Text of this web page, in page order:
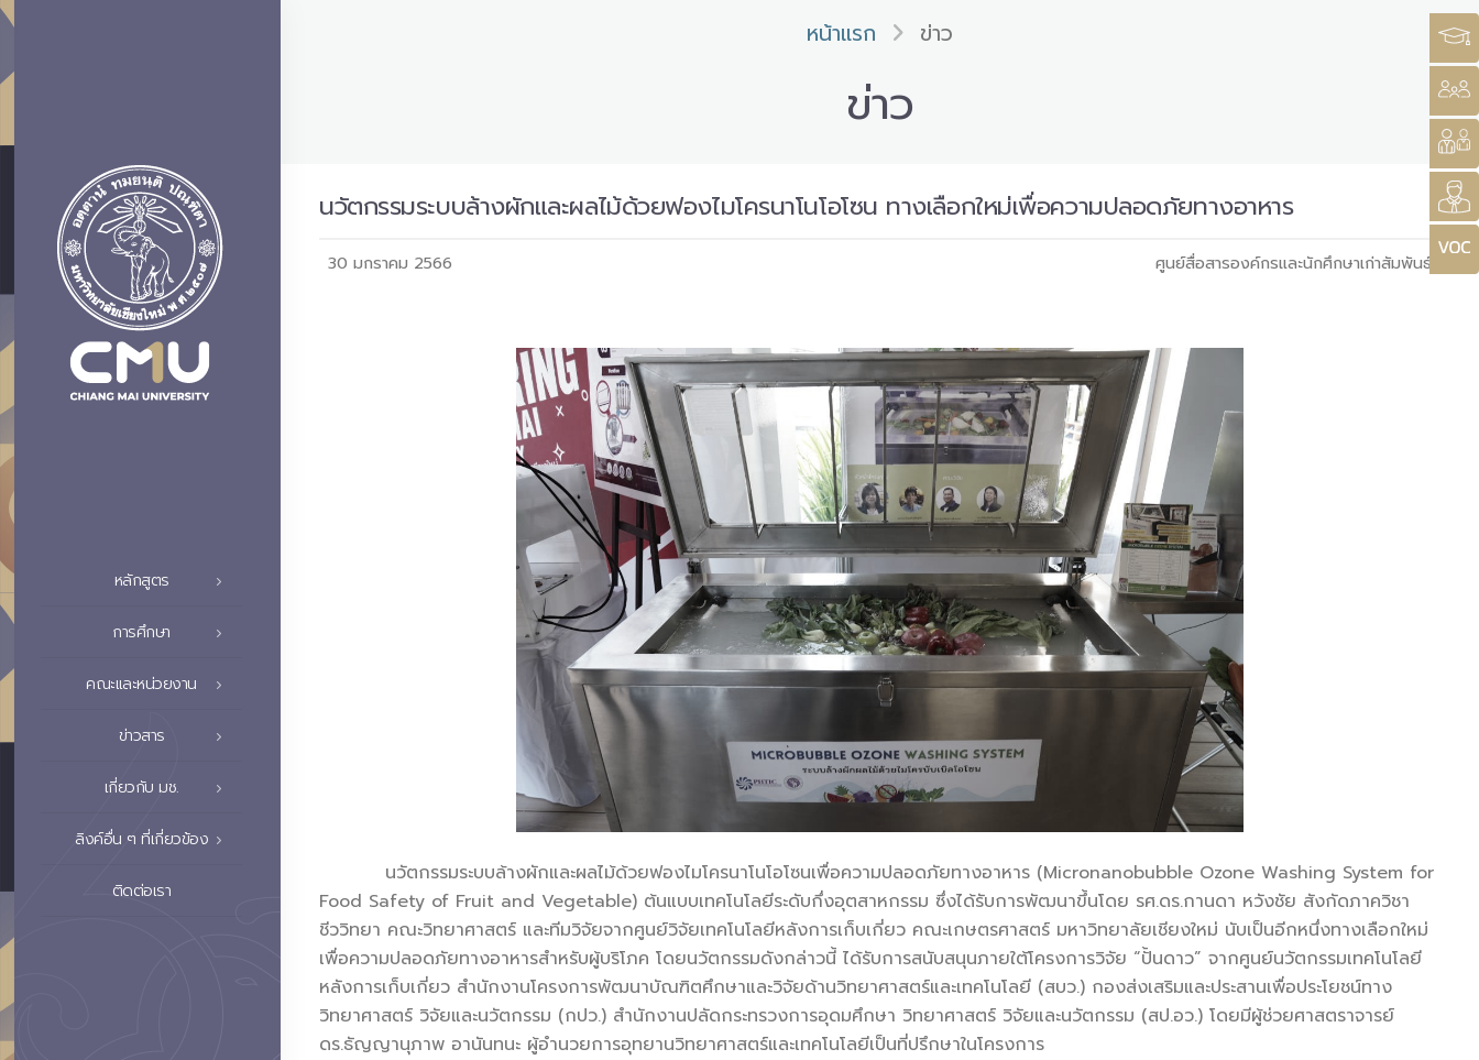
หลักสูตร
การศึกษา
คณะและหน่วยงาน
ข่าวสาร
เกี่ยวกับ มช.
ลิงค์อื่น ๆ ที่เกี่ยวข้อง
ติดต่อเรา
หน้าแรก ข่าว
ข่าว
นวัตกรรมระบบล้างผักและผลไม้ด้วยฟองไมโครนาโนโอโซน ทางเลือกใหม่เพื่อความปลอดภัยทางอาหาร
30 มกราคม 2566 ศูนย์สื่อสารองค์กรและนักศึกษาเก่าสัมพันธ์
นวัตกรรมระบบล้างผักและผลไม้ด้วยฟองไมโครนาโนโอโซนเพื่อความปลอดภัยทางอาหาร (Micronanobubble Ozone Washing System for
Food Safety of Fruit and Vegetable) ต้นแบบเทคโนโลยีระดับกึ่งอุตสาหกรรม ซึ่งได้รับการพัฒนาขึ้นโดย รศ.ดร.กานดา หวังชัย สังกัดภาควิชา
ชีววิทยา คณะวิทยาศาสตร์ และทีมวิจัยจากศูนย์วิจัยเทคโนโลยีหลังการเก็บเกี่ยว คณะเกษตรศาสตร์ มหาวิทยาลัยเชียงใหม่ นับเป็นอีกหนึ่งทางเลือกใหม่
เพื่อความปลอดภัยทางอาหารสำหรับผู้บริโภค โดยนวัตกรรมดังกล่าวนี้ ได้รับการสนับสนุนภายใต้โครงการวิจัย “ปั้นดาว” จากศูนย์นวัตกรรมเทคโนโลยี
หลังการเก็บเกี่ยว สำนักงานโครงการพัฒนาบัณฑิตศึกษาและวิจัยด้านวิทยาศาสตร์และเทคโนโลยี (สบว.) กองส่งเสริมและประสานเพื่อประโยชน์ทาง
วิทยาศาสตร์ วิจัยและนวัตกรรม (กปว.) สำนักงานปลัดกระทรวงการอุดมศึกษา วิทยาศาสตร์ วิจัยและนวัตกรรม (สป.อว.) โดยมีผู้ช่วยศาสตราจารย์
ดร.ธัญญานุภาพ อานันทนะ ผู้อำนวยการอุทยานวิทยาศาสตร์และเทคโนโลยีเป็นที่ปรึกษาในโครงการ